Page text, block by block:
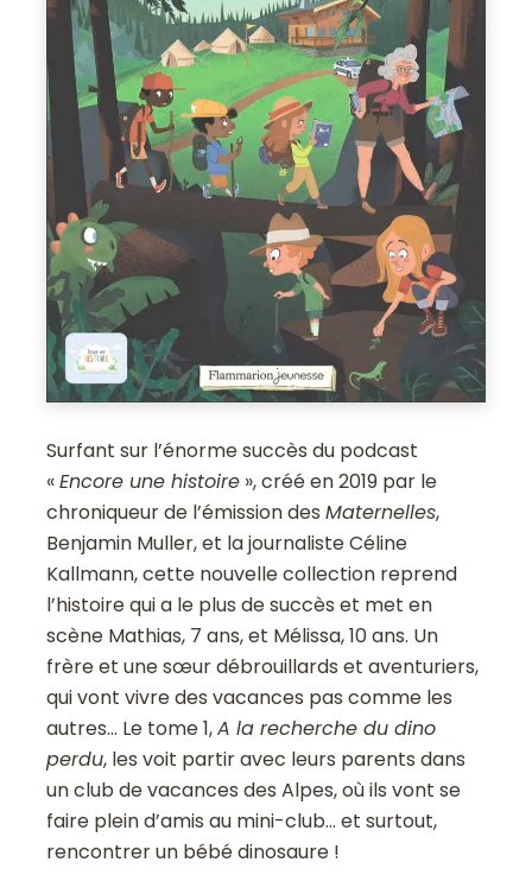
Surfant sur l’énorme succès du podcast
«Encore une histoire », créé en 2019 par le
chroniqueur de l’émission desMaternelles,
Benjamin Muller, et la journaliste Céline
Kallmann, cette nouvelle collection reprend
l’histoire qui a le plus de succès et met en
scène Mathias, 7 ans, et Mélissa, 10 ans. Un
frère et une sœur débrouillards et aventuriers,
qui vont vivre des vacances pas comme les
autres… Le tome 1,A la recherche du dino
perdu, les voit partir avec leurs parents dans
un club de vacances des Alpes, où ils vont se
faire plein d’amis au mini-club… et surtout,
rencontrer un bébé dinosaure !